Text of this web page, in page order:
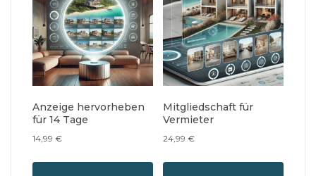
Anzeige hervorheben
für 14 Tage
14,99€
Mitgliedschaft für
Vermieter
24,99€